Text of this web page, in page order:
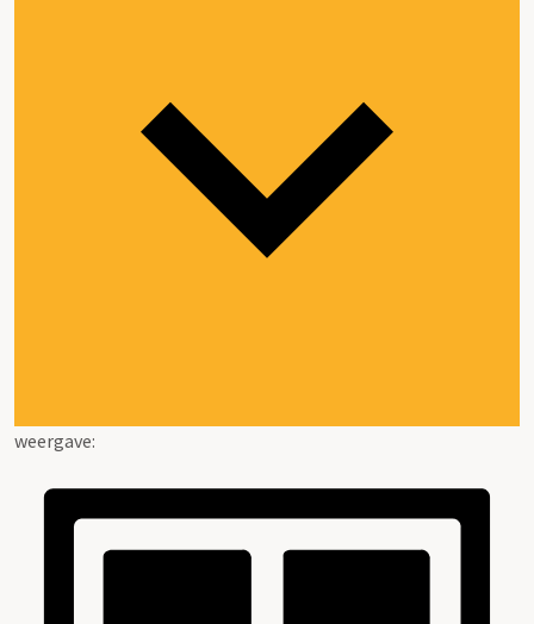
weergave: